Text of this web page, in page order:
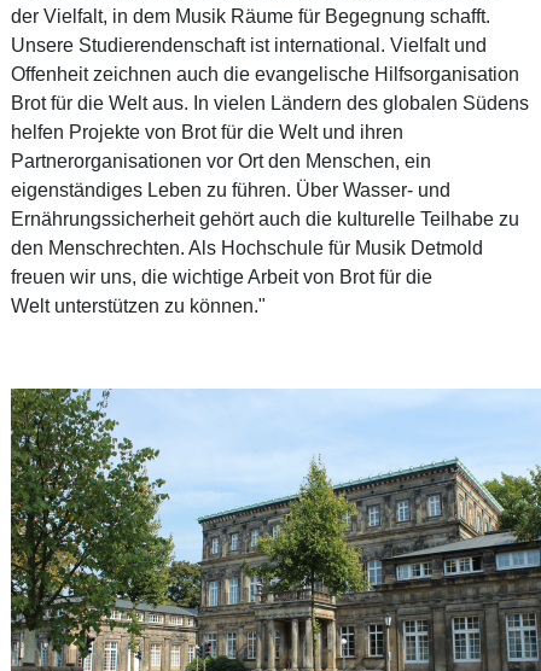
der Vielfalt, in dem Musik Räume für Begegnung schafft.
Unsere Studierendenschaft ist international. Vielfalt und
Offenheit zeichnen auch die evangelische Hilfsorganisation
Brot für die Welt aus. In vielen Ländern des globalen Südens
helfen Projekte von Brot für die Welt und ihren
Partnerorganisationen vor Ort den Menschen, ein
eigenständiges Leben zu führen. Über Wasser- und
Ernährungssicherheit gehört auch die kulturelle Teilhabe zu
den Menschrechten. Als Hochschule für Musik Detmold
freuen wir uns, die wichtige Arbeit von Brot für die
Welt unterstützen zu können."